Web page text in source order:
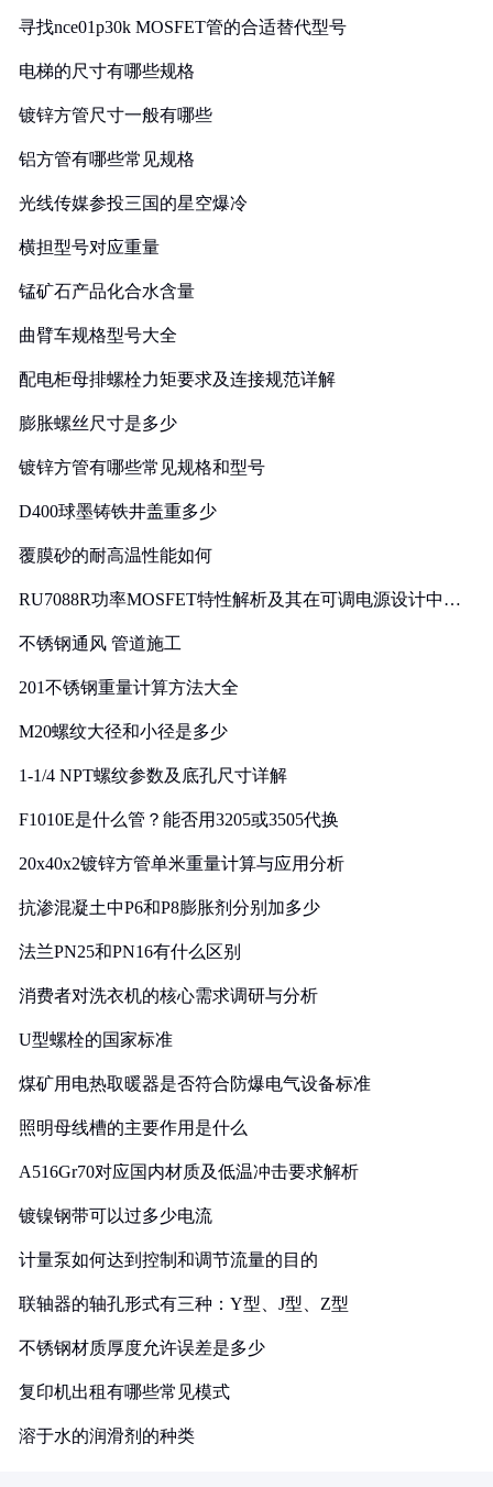
寻找nce01p30k MOSFET管的合适替代型号
电梯的尺寸有哪些规格
镀锌方管尺寸一般有哪些
铝方管有哪些常见规格
光线传媒参投三国的星空爆冷
横担型号对应重量
锰矿石产品化合水含量
曲臂车规格型号大全
配电柜母排螺栓力矩要求及连接规范详解
膨胀螺丝尺寸是多少
镀锌方管有哪些常见规格和型号
D400球墨铸铁井盖重多少
覆膜砂的耐高温性能如何
RU7088R功率MOSFET特性解析及其在可调电源设计中的
不锈钢通风 管道施工
201不锈钢重量计算方法大全
M20螺纹大径和小径是多少
1-1/4 NPT螺纹参数及底孔尺寸详解
F1010E是什么管？能否用3205或3505代换
20x40x2镀锌方管单米重量计算与应用分析
抗渗混凝土中P6和P8膨胀剂分别加多少
法兰PN25和PN16有什么区别
消费者对洗衣机的核心需求调研与分析
U型螺栓的国家标准
煤矿用电热取暖器是否符合防爆电气设备标准
照明母线槽的主要作用是什么
A516Gr70对应国内材质及低温冲击要求解析
镀镍钢带可以过多少电流
计量泵如何达到控制和调节流量的目的
联轴器的轴孔形式有三种：Y型、J型、Z型
不锈钢材质厚度允许误差是多少
复印机出租有哪些常见模式
溶于水的润滑剂的种类